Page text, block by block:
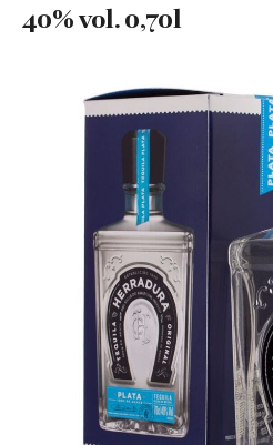
40% vol. 0,70l
Skip image gallery